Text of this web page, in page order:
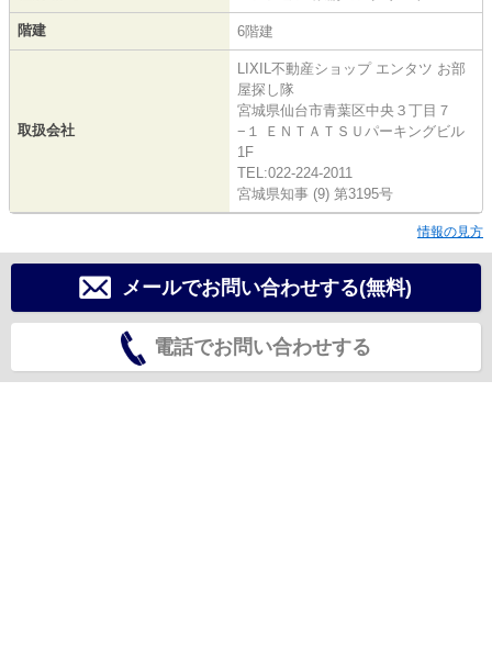
階建 6階建
取扱会社
LIXIL不動産ショップ エンタツ お部
屋探し隊
宮城県仙台市青葉区中央３丁目７
−１ ＥＮＴＡＴＳＵパーキングビル
1F
TEL:022-224-2011
宮城県知事 (9) 第3195号
情報の見方
メールでお問い合わせする(無料)
電話でお問い合わせする